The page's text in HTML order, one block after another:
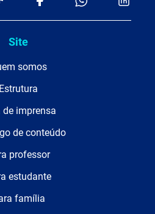
Site
somos
Estrutura
de imprensa
de conteúdo
professor
estudante
família